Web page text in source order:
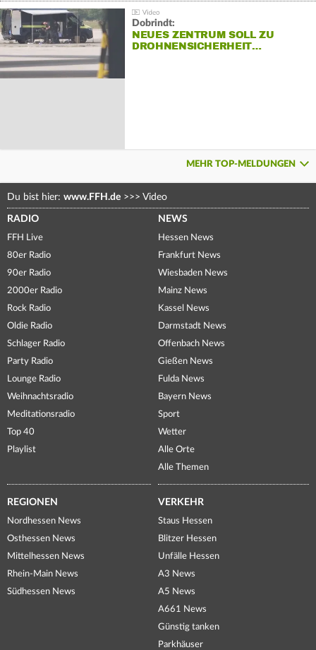
Dobrindt:
NEUES ZENTRUM SOLL ZU
DROHNENSICHERHEIT…
MEHR TOP-MELDUNGEN
Du bist hier: www.FFH.de >>> Video
RADIO
FFH Live
80er Radio
90er Radio
2000er Radio
Rock Radio
Oldie Radio
Schlager Radio
Party Radio
Lounge Radio
Weihnachtsradio
Meditationsradio
Top 40
Playlist
NEWS
Hessen News
Frankfurt News
Wiesbaden News
Mainz News
Kassel News
Darmstadt News
Offenbach News
Gießen News
Fulda News
Bayern News
Sport
Wetter
Alle Orte
Alle Themen
REGIONEN
Nordhessen News
Osthessen News
Mittelhessen News
Rhein-Main News
Südhessen News
VERKEHR
Staus Hessen
Blitzer Hessen
Unfälle Hessen
A3 News
A5 News
A661 News
Günstig tanken
Parkhäuser